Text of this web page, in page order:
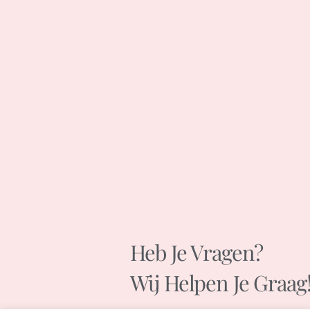
Heb Je Vragen?
Wij Helpen Je